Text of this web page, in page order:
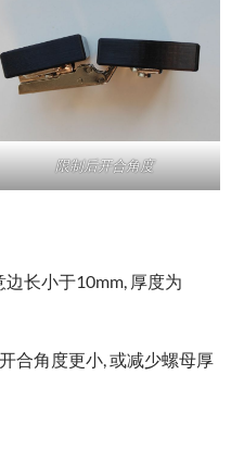
限制后开合角度
长小于10mm, 厚度为
合角度更小, 或减少螺母厚